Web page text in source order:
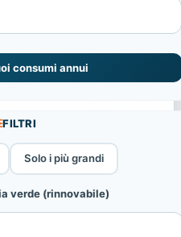
consumi annui
FILTRI
Solo i più grandi
verde (rinnovabile)